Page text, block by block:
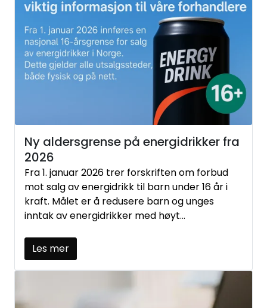
Ny aldersgrense på energidrikker fra
2026
Fra 1. januar 2026 trer forskriften om forbud
mot salg av energidrikk til barn under 16 år i
kraft. Målet er å redusere barn og unges
inntak av energidrikker med høyt
dette betyr for deg som forhandler.
Les mer